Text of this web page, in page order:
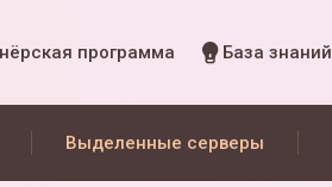
программа База знаний
Выделенные серверы